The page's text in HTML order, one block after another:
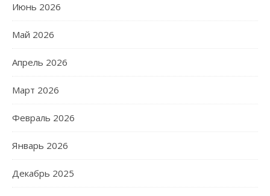
Июнь 2026
Май 2026
Апрель 2026
Март 2026
Февраль 2026
Январь 2026
Декабрь 2025